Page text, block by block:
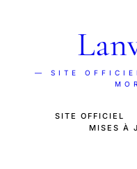
— SITE
SITE OFFICIEL
MISES À